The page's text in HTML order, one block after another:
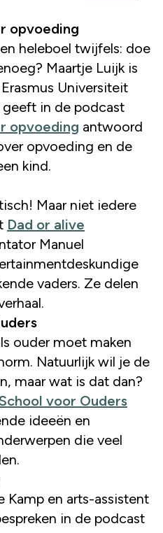
opvoeding
heleboel twijfels: doe
Maartje Luijk is
Universiteit
in de podcast
opvoeding antwoord
opvoeding en de
kind.
Maar niet iedere
Dad or alive
Manuel
vaders. Ze delen
ouder moet maken
Natuurlijk wil je de
maar wat is dat dan?
voor Ouders
ideeën en
die veel
Kamp en arts-assistent
in de podcast